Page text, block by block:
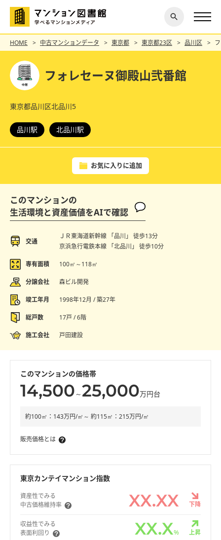
探す
閉じ
る
HOME 中古マンションデータ 東京都 東京都23区 品川区
フォレセーヌ御殿山弐番館
東京都品川区北品川5
品川駅 北品川駅
お気に入りに追加
このマンションの
生活環境と資産価値をAIで確認
交通
ＪＲ東海道新幹線 「品川」 徒歩13分
京浜急行電鉄本線 「北品川」 徒歩10分
専有面積 100㎡～118㎡
分譲会社 森ビル開発
竣工年月 1998年12月 / 築27年
総戸数 17戸 / 6階
施工会社 戸田建設
このマンションの価格帯
14,500 ～25,000万円台
約100㎡：143万円/㎡～ 約115㎡：215万円/㎡
販売価格とは
東京カンテイマンション指数
資産性でみる
中古価格維持率
XX.XX 下降
収益性でみる
表面利回り
XX.X% 上昇